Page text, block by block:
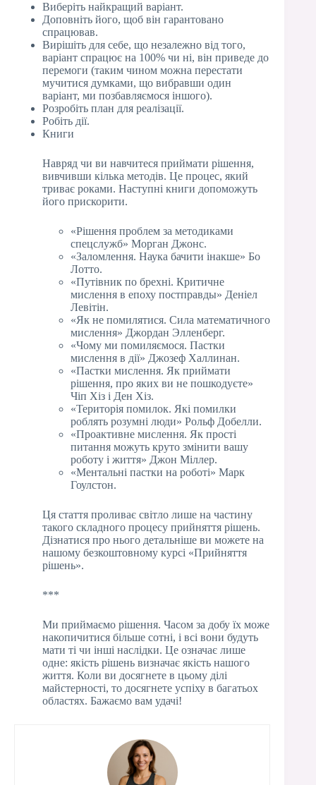
Виберіть найкращий варіант.
Доповніть його, щоб він гарантовано
спрацював.
Вирішіть для себе, що незалежно від того,
варіант спрацює на 100% чи ні, він приведе до
перемоги (таким чином можна перестати
мучитися думками, що вибравши один
варіант, ми позбавляємося іншого).
Розробіть план для реалізації.
Робіть дії.
Книги
Навряд чи ви навчитеся приймати рішення,
вивчивши кілька методів. Це процес, який
триває роками. Наступні книги допоможуть
його прискорити.
«Рішення проблем за методиками
спецслужб» Морган Джонс.
«Заломлення. Наука бачити інакше» Бо
Лотто.
«Путівник по брехні. Критичне
мислення в епоху постправды» Деніел
Левітін.
«Як не помилятися. Сила математичного
мислення» Джордан Элленберг.
«Чому ми помиляємося. Пастки
мислення в дії» Джозеф Халлинан.
«Пастки мислення. Як приймати
рішення, про яких ви не пошкодуєте»
Чіп Хіз і Ден Хіз.
«Територія помилок. Які помилки
роблять розумні люди» Рольф Добелли.
«Проактивне мислення. Як прості
питання можуть круто змінити вашу
роботу і життя» Джон Міллер.
«Ментальні пастки на роботі» Марк
Гоулстон.
Ця стаття проливає світло лише на частину
такого складного процесу прийняття рішень.
Дізнатися про нього детальніше ви можете на
нашому безкоштовному курсі «Прийняття
рішень».
***
Ми приймаємо рішення. Часом за добу їх може
накопичитися більше сотні, і всі вони будуть
мати ті чи інші наслідки. Це означає лише
одне: якість рішень визначає якість нашого
життя. Коли ви досягнете в цьому ділі
майстерності, то досягнете успіху в багатьох
областях. Бажаємо вам удачі!